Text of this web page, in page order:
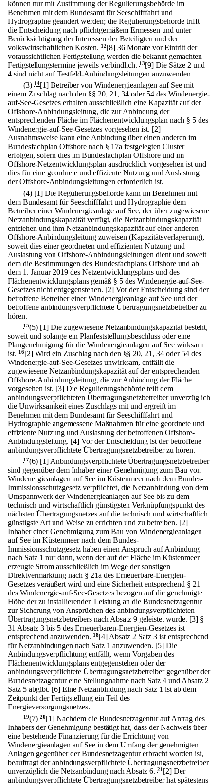
können nur mit Zustimmung der Regulierungsbehörde im
Benehmen mit dem Bundesamt für Seeschifffahrt und
Hydrographie geändert werden; die Regulierungsbehörde trifft
die Entscheidung nach pflichtgemäßem Ermessen und unter
Berücksichtigung der Interessen der Beteiligten und der
volkswirtschaftlichen Kosten. 12[8] 36 Monate vor Eintritt der
voraussichtlichen Fertigstellung werden die bekannt gemachten
Fertigstellungstermine jeweils verbindlich. 13[9] Die Sätze 2 und
4 sind nicht auf Testfeld-Anbindungsleitungen anzuwenden.
(3) 14[1] Betreiber von Windenergieanlagen auf See mit
einem Zuschlag nach den §§ 20, 21, 34 oder 54 des Windenergie-
auf-See-Gesetzes erhalten ausschließlich eine Kapazität auf der
Offshore-Anbindungsleitung, die zur Anbindung der
entsprechenden Fläche im Flächenentwicklungsplan nach § 5 des
Windenergie-auf-See-Gesetzes vorgesehen ist. [2]
Ausnahmsweise kann eine Anbindung über einen anderen im
Bundesfachplan Offshore nach § 17a festgelegten Cluster
erfolgen, sofern dies im Bundesfachplan Offshore und im
Offshore-Netzentwicklungsplan ausdrücklich vorgesehen ist und
dies für eine geordnete und effiziente Nutzung und Auslastung
der Offshore-Anbindungsleitungen erforderlich ist.
(4) [1] Die Regulierungsbehörde kann im Benehmen mit
dem Bundesamt für Seeschifffahrt und Hydrographie dem
Betreiber einer Windenergieanlage auf See, der über zugewiesene
Netzanbindungskapazität verfügt, die Netzanbindungskapazität
entziehen und ihm Netzanbindungskapazität auf einer anderen
Offshore-Anbindungsleitung zuweisen (Kapazitätsverlagerung),
soweit dies einer geordneten und effizienten Nutzung und
Auslastung von Offshore-Anbindungsleitungen dient und soweit
dem die Bestimmungen des Bundesfachplans Offshore und ab
dem 1. Januar 2019 des Netzentwicklungsplans und des
Flächenentwicklungsplans gemäß § 5 des Windenergie-auf-See-
Gesetzes nicht entgegenstehen. [2] Vor der Entscheidung sind der
betroffene Betreiber einer Windenergieanlage auf See und der
betroffene anbindungsverpflichtete Übertragungsnetzbetreiber zu
hören.
15(5) [1] Die zugewiesene Netzanbindungskapazität besteht,
soweit und solange ein Planfeststellungsbeschluss oder eine
Plangenehmigung für die Windenergieanlagen auf See wirksam
ist. 16[2] Wird ein Zuschlag nach den §§ 20, 21, 34 oder 54 des
Windenergie-auf-See-Gesetzes unwirksam, entfällt die
zugewiesene Netzanbindungskapazität auf der entsprechenden
Offshore-Anbindungsleitung, die zur Anbindung der Fläche
vorgesehen ist. [3] Die Regulierungsbehörde teilt dem
anbindungsverpflichteten Übertragungsnetzbetreiber unverzüglich
die Unwirksamkeit eines Zuschlags mit und ergreift im
Benehmen mit dem Bundesamt für Seeschifffahrt und
Hydrographie angemessene Maßnahmen für eine geordnete und
effiziente Nutzung und Auslastung der betroffenen Offshore-
Anbindungsleitung. [4] Vor der Entscheidung ist der betroffene
anbindungsverpflichtete Übertragungsnetzbetreiber zu hören.
17(6) [1] Anbindungsverpflichtete Übertragungsnetzbetreiber
sind gegenüber dem Inhaber einer Genehmigung zum Bau von
Windenergieanlagen auf See im Küstenmeer nach dem Bundes-
Immissionsschutzgesetz verpflichtet, die Netzanbindung von dem
Umspannwerk der Windenergieanlagen auf See bis zu dem
technisch und wirtschaftlich günstigsten Verknüpfungspunkt des
nächsten Übertragungsnetzes auf die technisch und wirtschaftlich
günstigste Art und Weise zu errichten und zu betreiben. [2]
Inhaber einer Genehmigung zum Bau von Windenergieanlagen
auf See im Küstenmeer nach dem Bundes-
Immissionsschutzgesetz haben einen Anspruch auf Anbindung
nach Satz 1 nur dann, wenn der auf der Fläche im Küstenmeer
erzeugte Strom ausschließlich im Wege der sonstigen
Direktvermarktung nach § 21a des Erneuerbare-Energien-
Gesetzes veräußert wird und eine Sicherheit entsprechend § 21
des Windenergie-auf-See-Gesetzes bezogen auf die genehmigte
Höhe der zu installierenden Leistung an die Bundesnetzagentur
zur Sicherung von Ansprüchen des anbindungsverpflichteten
Übertragungsnetzbetreibers nach Absatz 9 geleistet wurde. [3] §
31 Absatz 3 bis 5 des Erneuerbaren-Energien-Gesetzes ist
entsprechend anzuwenden. 18[4] Absatz 2 Satz 3 ist entsprechend
für Netzanbindungen nach Satz 1 anzuwenden. [5] Die
Anbindungsverpflichtung entfällt, wenn Vorgaben des
Flächenentwicklungsplans entgegenstehen oder der
anbindungsverpflichtete Übertragungsnetzbetreiber gegenüber der
Bundesnetzagentur eine Stellungnahme nach Satz 4 und Absatz 2
Satz 5 abgibt. [6] Eine Netzanbindung nach Satz 1 ist ab dem
Zeitpunkt der Fertigstellung ein Teil des
Energieversorgungsnetzes.
19(7) 20[1] Nachdem die Bundesnetzagentur auf Antrag des
Inhabers der Genehmigung bestätigt hat, dass der Nachweis über
eine bestehende Finanzierung für die Errichtung von
Windenergieanlagen auf See in dem Umfang der genehmigten
Anlagen gegenüber der Bundesnetzagentur erbracht worden ist,
beauftragt der anbindungsverpflichtete Übertragungsnetzbetreiber
unverzüglich die Netzanbindung nach Absatz 6. 21 [2] Der
anbindungsverpflichtete Übertragungsnetzbetreiber hat spätestens